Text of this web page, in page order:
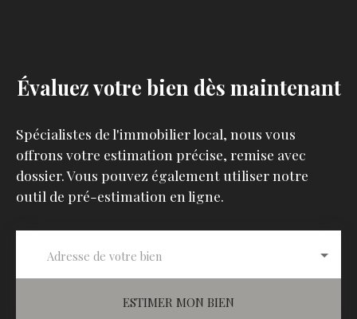
Évaluez votre bien dès maintenant
Spécialistes de l'immobilier local, nous vous
offrons votre estimation précise, remise avec
dossier. Vous pouvez également utiliser notre
outil de pré-estimation en ligne.
Adresse de votre bien
ESTIMER MON BIEN